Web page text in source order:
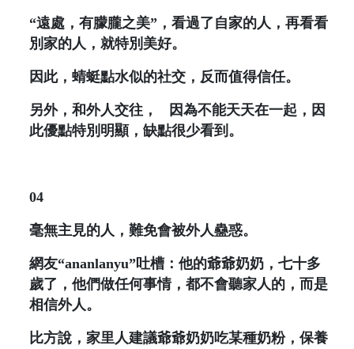
“遠處，有朦朧之美”，看過了自家的人，再看看
別家的人，就特別美好。
因此，蜻蜓點水似的社交，反而值得信任。
另外，和外人交往，
因為不能天天在一起，因
此優點特別明顯，缺點很少看到。
04
毫無主見的人，難免會被外人蠱惑。
網友“ananlanyu”吐槽：他的爺爺奶奶，七十多
歲了，他們做任何事情，都不會聽家人的，而是
相信外人。
比方說，家里人建議爺爺奶奶吃某種奶粉，保養